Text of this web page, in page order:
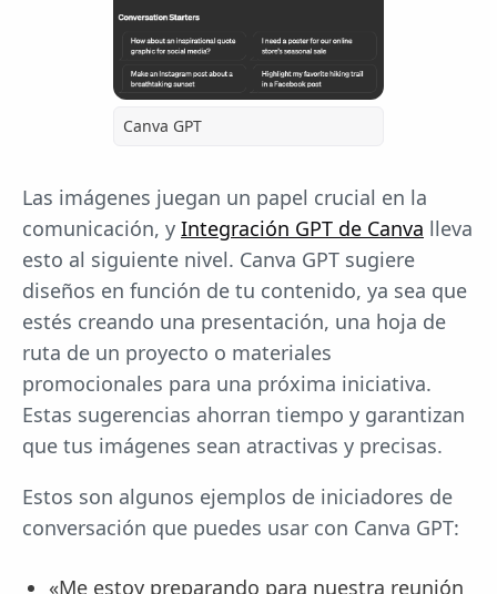
Canva GPT
Las imágenes juegan un papel crucial en la
comunicación, y Integración GPT de Canva lleva
esto al siguiente nivel. Canva GPT sugiere
diseños en función de tu contenido, ya sea que
estés creando una presentación, una hoja de
ruta de un proyecto o materiales
promocionales para una próxima iniciativa.
Estas sugerencias ahorran tiempo y garantizan
que tus imágenes sean atractivas y precisas.
Estos son algunos ejemplos de iniciadores de
conversación que puedes usar con Canva GPT:
«Me estoy preparando para nuestra reunión